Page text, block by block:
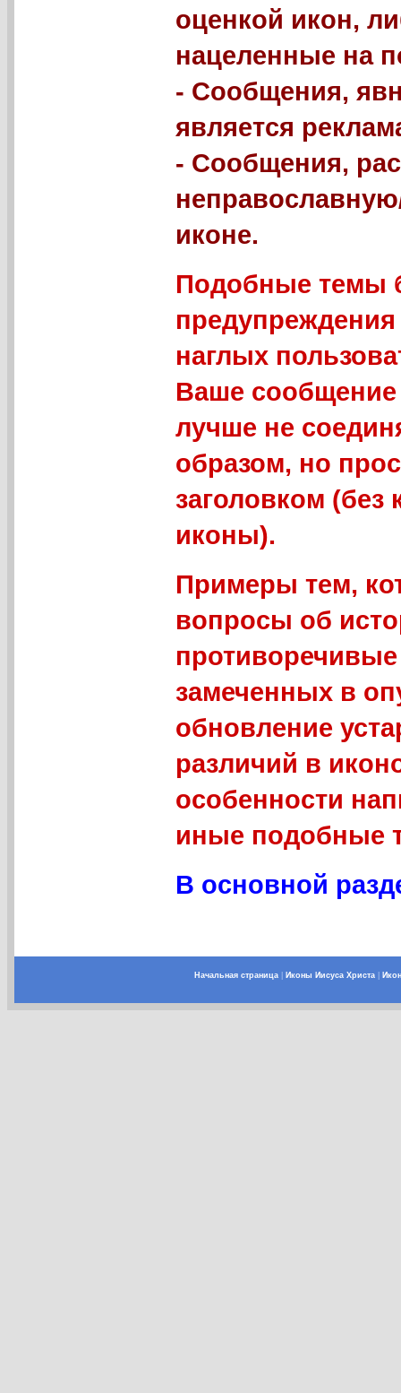
оценкой икон,
нацеленные на
- Сообщения,
является
- Сообщения,
иконе.
Подобные темы
наглых
Ваше
лучше не
образом, но
заголовком (без
иконы).
Примеры тем,
вопросы об
замеченных в
обновление
различий в
особенности
иные подобные
В основной
Начальная страница Иконы Иисуса Христа